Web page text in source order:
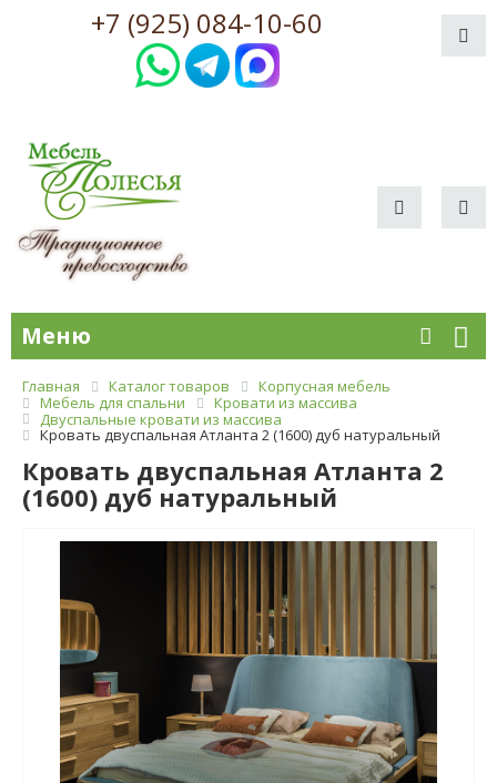
+7 (925) 084-10-60
Меню
Главная Каталог товаров
Корпусная мебель
Мебель для спальни
Кровати из массива
Двуспальные кровати из массива
Кровать двуспальная Атланта 2 (1600) дуб натуральный
Кровать двуспальная Атланта 2
(1600) дуб натуральный